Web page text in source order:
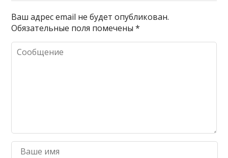
Ваш адрес email не будет опубликован.
Обязательные поля помечены*